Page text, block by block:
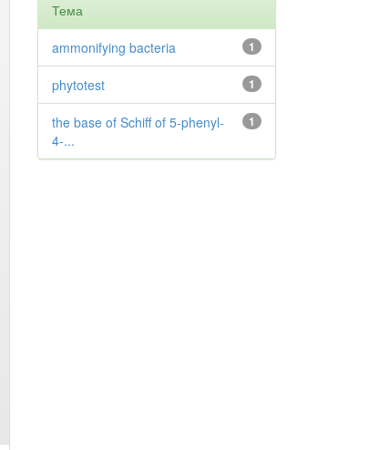
Тема
1
ammonifying bacteria
1
phytotest
1
the base of Schiff of 5-phenyl-
4-...